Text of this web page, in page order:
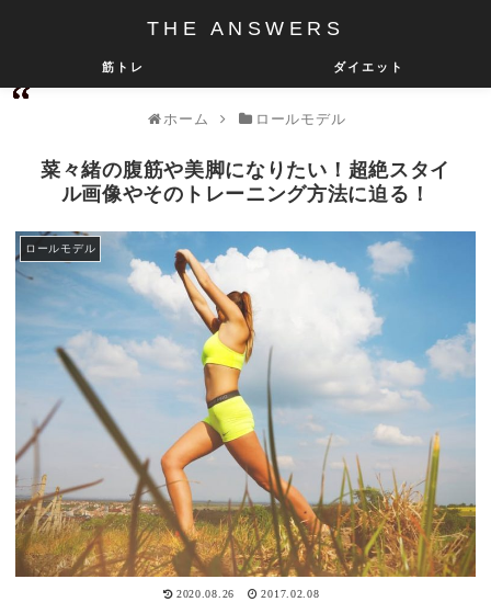
THE ANSWERS
筋トレ ダイエット
ホーム ロールモデル
菜々緒の腹筋や美脚になりたい！超絶スタイ
ル画像やそのトレーニング方法に迫る！
ロールモデル
2020.08.26 2017.02.08